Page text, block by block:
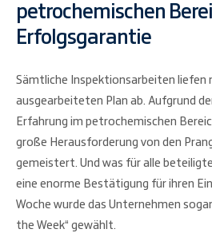
petrochemischen
Erfolgsgarantie
Sämtliche Inspektionsarbeiten liefen
ausgearbeiteten Plan ab. Aufgrund
Erfahrung im petrochemischen
große Herausforderung von den
gemeistert. Und was für alle
eine enorme Bestätigung für ihren
Woche wurde das Unternehmen
the Week“ gewählt.